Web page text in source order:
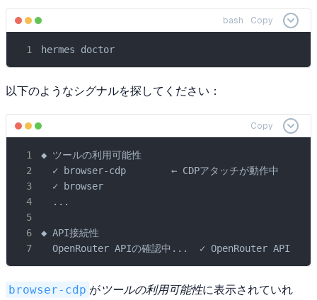
bash Copy
hermes doctor
以下のようなシグナルを探してください：
Copy
◆ ツールの利用可能性
  ✓ browser-cdp        ← CDPアタッチが動作中
  ✓ browser
  ...
◆ API接続性
  OpenRouter APIの確認中...  ✓ OpenRouter API
browser-cdp がツールの利用可能性に表示されていれ